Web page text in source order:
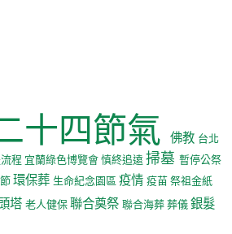
十四節氣 佛教 台北
程 宜蘭綠色博覽會慎終追遠掃墓 暫停公祭
環保葬 生命紀念園區 疫情 疫苗祭祖金紙
塔 老人健保聯合奠祭 聯合海葬葬儀銀髮